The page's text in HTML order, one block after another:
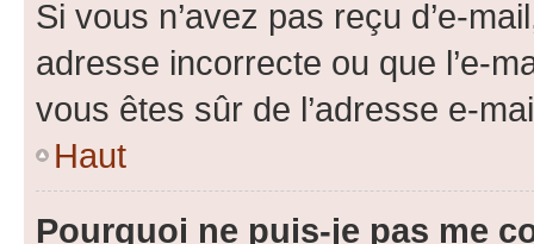
Si vous n’avez pas reçu d’e-
adresse incorrecte ou que l’e-
vous êtes sûr de l’adresse e-
Haut
Pourquoi ne puis-je pas me